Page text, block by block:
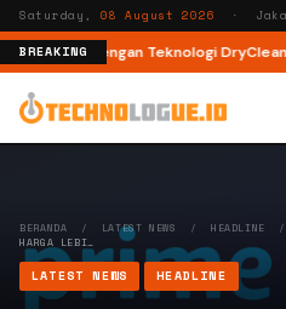
Saturday,08 August 2026 ·
BREAKING
Load dengan Teknologi DryClean
BERANDA / LATEST NEWS / HEADLINE
HARGA LEBI…
LATEST NEWS HEADLINE